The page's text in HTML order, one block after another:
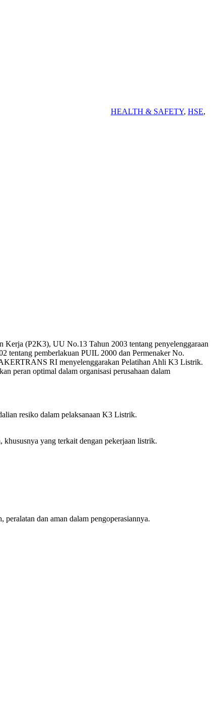
HEALTH & SAFETY, HSE,
Kerja (P2K3), UU No.13 Tahun 2003 tentang penyelenggaraan
tentang pemberlakuan PUIL 2000 dan Permenaker No.
RI menyelenggarakan Pelatihan Ahli K3 Listrik.
peran optimal dalam organisasi perusahaan dalam
resiko dalam pelaksanaan K3 Listrik.
khususnya yang terkait dengan pekerjaan listrik.
peralatan dan aman dalam pengoperasiannya.